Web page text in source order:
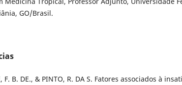
GO/Brasil.
F. B. DE., & PINTO, R. DA S. Fatores associados à